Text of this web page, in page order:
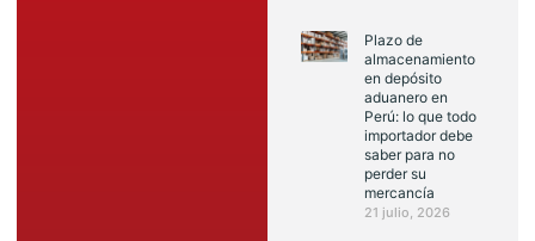
Plazo de
almacenamiento
en depósito
aduanero en
Perú: lo que todo
importador debe
saber para no
perder su
mercancía
21 julio, 2026